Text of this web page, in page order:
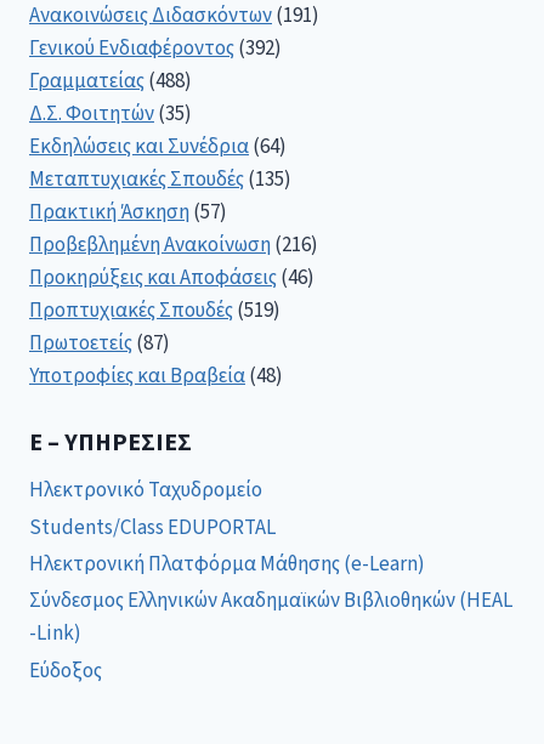
Ανακοινώσεις Διδασκόντων(191)
Γενικού Ενδιαφέροντος(392)
Γραμματείας(488)
Δ.Σ. Φοιτητών(35)
Εκδηλώσεις και Συνέδρια(64)
Μεταπτυχιακές Σπουδές(135)
Πρακτική Άσκηση(57)
Προβεβλημένη Ανακοίνωση(216)
Προκηρύξεις και Αποφάσεις(46)
Προπτυχιακές Σπουδές(519)
Πρωτοετείς(87)
Υποτροφίες και Βραβεία(48)
E – ΥΠΗΡΕΣΊΕΣ
Ηλεκτρονικό Ταχυδρομείο
Students/Class EDUPORTAL
Ηλεκτρονική Πλατφόρμα Μάθησης (e-Learn)
Σύνδεσμος Ελληνικών Ακαδημαϊκών Βιβλιοθηκών (HEAL
-Link)
Εύδοξος